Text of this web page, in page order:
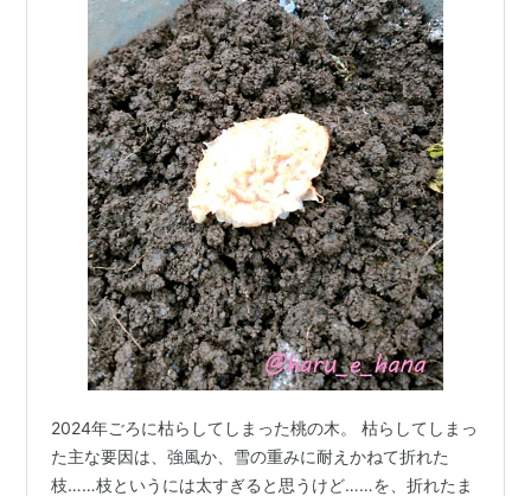
2024年ごろに枯らしてしまった桃の木。 枯らしてしまっ
た主な要因は、強風か、雪の重みに耐えかねて折れた
枝……枝というには太すぎると思うけど……を、折れたま